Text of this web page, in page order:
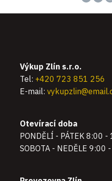
Výkup Zlín s.r.o.
Tel: +420 723 851 256
E-mail:
Otevírací doba
PONDĚLÍ - PÁTEK 8:00 -
SOBOTA - NEDĚLE 9:00